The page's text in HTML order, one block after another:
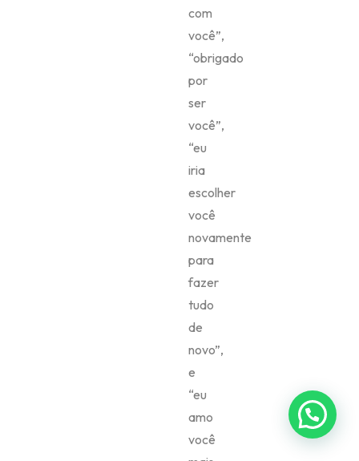
com
você”,
“obrigado
por
ser
você”,
“eu
iria
escolher
você
novamente
para
fazer
tudo
de
novo”,
e
“eu
amo
você